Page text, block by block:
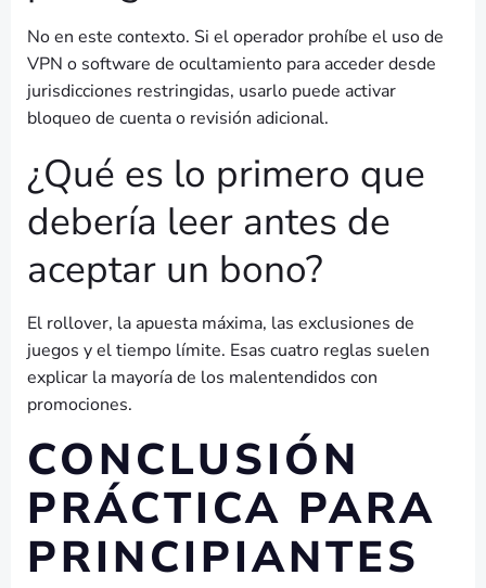
No en este contexto. Si el operador prohíbe el uso de
VPN o software de ocultamiento para acceder desde
jurisdicciones restringidas, usarlo puede activar
bloqueo de cuenta o revisión adicional.
¿Qué es lo primero que
debería leer antes de
aceptar un bono?
El rollover, la apuesta máxima, las exclusiones de
juegos y el tiempo límite. Esas cuatro reglas suelen
explicar la mayoría de los malentendidos con
promociones.
CONCLUSIÓN
PRÁCTICA PARA
PRINCIPIANTES